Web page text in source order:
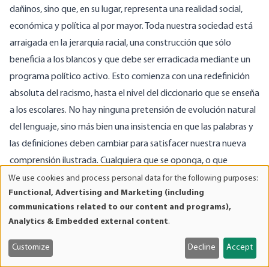
dañinos, sino que, en su lugar, representa una realidad social,
económica y política al por mayor. Toda nuestra sociedad está
arraigada en la jerarquía racial, una construcción que sólo
beneficia a los blancos y que debe ser erradicada mediante un
programa político activo. Esto comienza con una redefinición
absoluta del racismo, hasta el nivel del diccionario que se enseña
a los escolares. No hay ninguna pretensión de evolución natural
del lenguaje, sino más bien una insistencia en que las palabras y
las definiciones deben cambiar para satisfacer nuestra nueva
comprensión ilustrada. Cualquiera que se oponga, o que
observe cómo la nueva definición tiende a beneficiar a un
partido o movimiento político, se interpone claramente en el
camino del progreso racial por su falta de voluntad para
acceder a las nuevas herramientas lingüísticas de la
antiopresión; no importa si sólo una pequeña minoría exigió o
and
cookies
We use cookies and process personal data for the following purposes:
Functional, Advertising and Marketing (including
communications related to our content and programs),
Analytics & Embedded external content.
Customize Decline Accept